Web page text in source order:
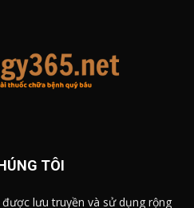
TÔI
lưu truyền và sử dụng rộng